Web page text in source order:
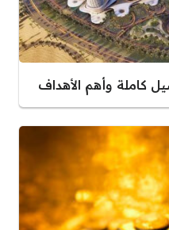
كاملة وأهم الأهداف